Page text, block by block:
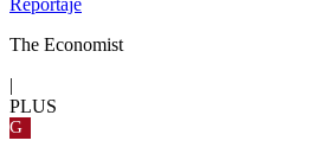
Reportaje
The Economist
|
PLUS
G